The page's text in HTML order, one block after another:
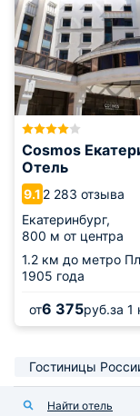
Cosmos
Отель
9.1 2 283 отзыва
Екатеринбург,
800 м от центра
1.2 км до метро
1905 года
от6 375руб.за 1
Гостиницы
Найти отель